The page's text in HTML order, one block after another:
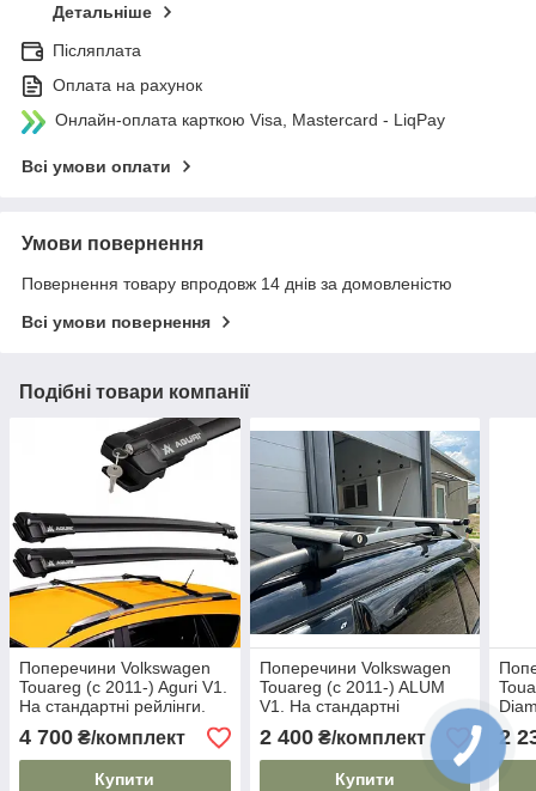
Детальніше
Післяплата
Оплата на рахунок
Онлайн-оплата карткою Visa, Mastercard - LiqPay
Всі умови оплати
Умови повернення
Повернення товару впродовж 14 днів за домовленістю
Всі умови повернення
Подібні товари компанії
Поперечини Volkswagen
Touareg (c 2011-) Aguri V1.
На стандартні рейлінги.
Чорні
4 700 ₴/комплект
Купити
Поперечини Volkswagen
Touareg (c 2011-) ALUM
V1. На стандартні
рейлінги. Чорні
2 400₴/комплект
Купити
2